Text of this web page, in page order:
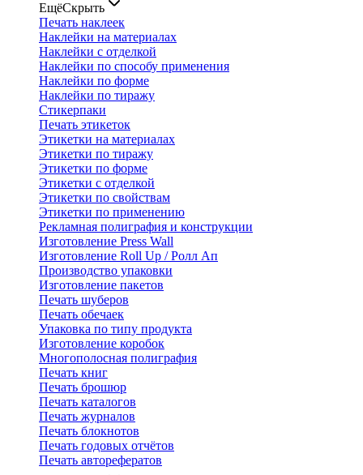
ЕщёСкрыть
Печать наклеек
Наклейки на материалах
Наклейки с отделкой
Наклейки по способу применения
Наклейки по форме
Наклейки по тиражу
Стикерпаки
Печать этикеток
Этикетки на материалах
Этикетки по тиражу
Этикетки по форме
Этикетки с отделкой
Этикетки по свойствам
Этикетки по применению
Рекламная полиграфия и конструкции
Изготовление Press Wall
Изготовление Roll Up / Ролл Ап
Производство упаковки
Изготовление пакетов
Печать шуберов
Печать обечаек
Упаковка по типу продукта
Изготовление коробок
Многополосная полиграфия
Печать книг
Печать брошюр
Печать каталогов
Печать журналов
Печать блокнотов
Печать годовых отчётов
Печать авторефератов